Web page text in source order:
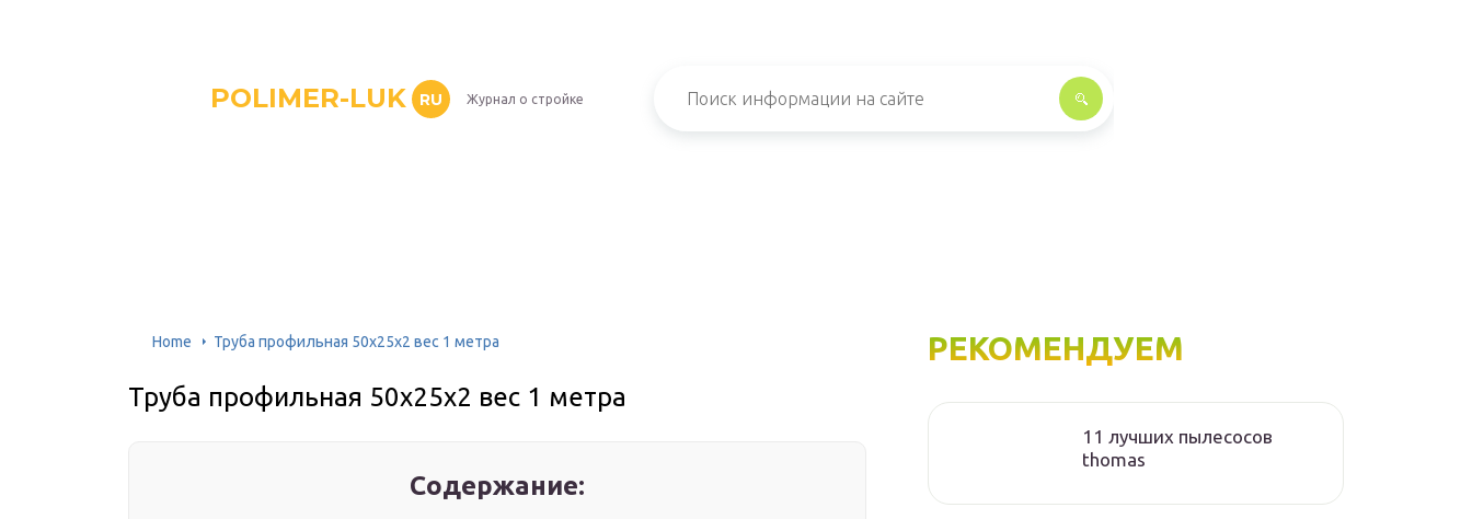
POLIMER-LUK RU Журнал о стройке
Home Труба профильная 50х25х2 вес 1 метра
Труба профильная 50х25х2 вес 1 метра
Содержание:
РЕКОМЕНДУЕМ
11 лучших пылесосов
thomas